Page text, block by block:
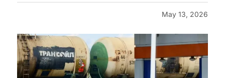
May 13, 2026